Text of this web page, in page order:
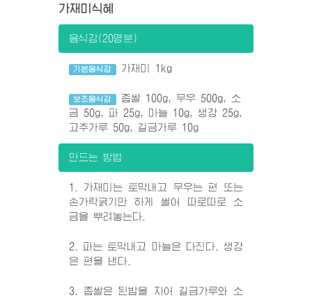
가재미식혜
음식감(20명분)
기본음식감 가재미 1kg
보조음식감
좁쌀 100g, 무우 500g, 소
금 50g, 파 25g, 마늘 10g, 생강 25g,
고추가루 50g, 길금가루 10g
만드는 방법
1. 가재미는 토막내고 무우는 편 또는
손가락굵기만 하게 썰어 따로따로 소
금을 뿌려놓는다.
2. 파는 토막내고 마늘은 다진다. 생강
은 편을 낸다.
3. 좁쌀은 된밥을 지어 길금가루와 소